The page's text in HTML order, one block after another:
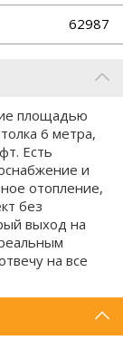
62987
площадью
6 метра,
Есть
и
отопление,
без
выход на
на все